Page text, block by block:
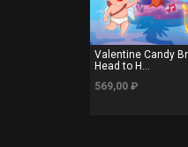
Valentine Candy
Head to H...
569,00 ₽